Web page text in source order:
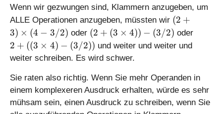
\
ti
m
es
4
/
2
Wenn wir gezwungen sind, Klammern anzugeben, um
ALLE Operationen anzugeben, müssten wir (
2
+
3
ti
m
es
(2 +
3) × (4 − 3/2) oder (
2
+
(
3
\
ti
m
(2 + (3 × 4)) − (3/2) oder
\
ti
m
es
2 + ((3 × 4) − (3/2)) und weiter und weiter und
weiter schreiben. Es wird schwer.
Sie raten also richtig. Wenn Sie mehr Operanden in
einem komplexeren Ausdruck erhalten, würde es sehr
mühsam sein, einen Ausdruck zu schreiben, wenn Sie